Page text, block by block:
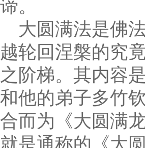
谛。
大圆满法是佛
越轮回涅槃的究
之阶梯。其内容
和他的弟子多竹
合而为《大圆满